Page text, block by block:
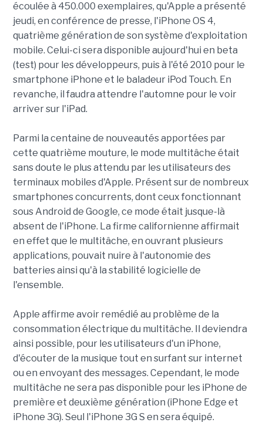
écoulée à 450.000 exemplaires, qu'Apple a présenté
jeudi, en conférence de presse, l'iPhone OS 4,
quatrième génération de son système d'exploitation
mobile. Celui-ci sera disponible aujourd'hui en beta
(test) pour les développeurs, puis à l'été 2010 pour le
smartphone iPhone et le baladeur iPod Touch. En
revanche, il faudra attendre l'automne pour le voir
arriver sur l'iPad.
Parmi la centaine de nouveautés apportées par
cette quatrième mouture, le mode multitâche était
sans doute le plus attendu par les utilisateurs des
terminaux mobiles d'Apple. Présent sur de nombreux
smartphones concurrents, dont ceux fonctionnant
sous Android de Google, ce mode était jusque-là
absent de l'iPhone. La firme californienne affirmait
en effet que le multitâche, en ouvrant plusieurs
applications, pouvait nuire à l'autonomie des
batteries ainsi qu'à la stabilité logicielle de
l'ensemble.
Apple affirme avoir remédié au problème de la
consommation électrique du multitâche. Il deviendra
ainsi possible, pour les utilisateurs d'un iPhone,
d'écouter de la musique tout en surfant sur internet
ou en envoyant des messages. Cependant, le mode
multitâche ne sera pas disponible pour les iPhone de
première et deuxième génération (iPhone Edge et
iPhone 3G). Seul l'iPhone 3G S en sera équipé.